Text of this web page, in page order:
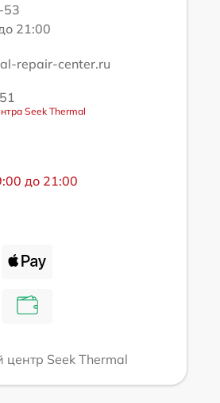
53
21:00
repair-center.ru
Seek Thermal
до 21:00
Seek Thermal